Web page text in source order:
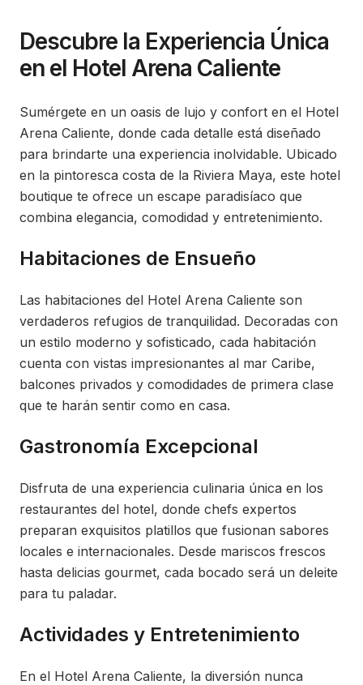
Descubre la Experiencia Única
en el Hotel Arena Caliente
Sumérgete en un oasis de lujo y confort en el Hotel
Arena Caliente, donde cada detalle está diseñado
para brindarte una experiencia inolvidable. Ubicado
en la pintoresca costa de la Riviera Maya, este hotel
boutique te ofrece un escape paradisíaco que
combina elegancia, comodidad y entretenimiento.
Habitaciones de Ensueño
Las habitaciones del Hotel Arena Caliente son
verdaderos refugios de tranquilidad. Decoradas con
un estilo moderno y sofisticado, cada habitación
cuenta con vistas impresionantes al mar Caribe,
balcones privados y comodidades de primera clase
que te harán sentir como en casa.
Gastronomía Excepcional
Disfruta de una experiencia culinaria única en los
restaurantes del hotel, donde chefs expertos
preparan exquisitos platillos que fusionan sabores
locales e internacionales. Desde mariscos frescos
hasta delicias gourmet, cada bocado será un deleite
para tu paladar.
Actividades y Entretenimiento
En el Hotel Arena Caliente, la diversión nunca